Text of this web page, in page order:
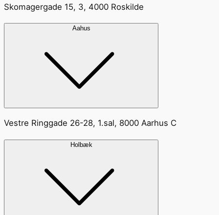
Skomagergade 15, 3, 4000 Roskilde
Aahus
Vestre Ringgade 26-28, 1.sal, 8000 Aarhus C
Holbæk